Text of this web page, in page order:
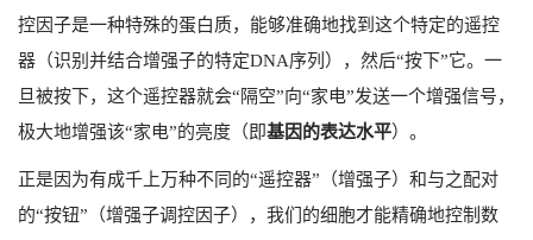
控因子是一种特殊的蛋白质，能够准确地找到这个特定的遥控
器（识别并结合增强子的特定DNA序列），然后“按下”它。一
旦被按下，这个遥控器就会“隔空”向“家电”发送一个增强信号，
极大地增强该“家电”的亮度（即基因的表达水平）。
正是因为有成千上万种不同的“遥控器”（增强子）和与之配对
的“按钮”（增强子调控因子），我们的细胞才能精确地控制数